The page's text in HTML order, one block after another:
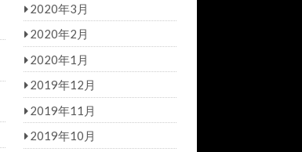
2020年3月
2020年2月
2020年1月
2019年12月
2019年11月
2019年10月